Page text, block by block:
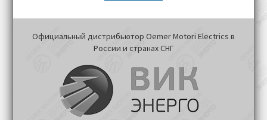
Официальный дистрибьютор Oemer Motori Electrics в
России и странах СНГ